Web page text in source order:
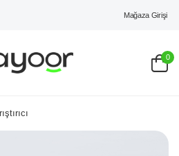
Mağaza Girişi
0